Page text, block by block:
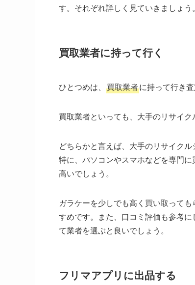
す。それぞれ詳しく見ていきましょう。
買取業者に持って行く
ひとつめは、 買取業者に持って行き
買取業者といっても、大手のリサイ
どちらかと言えば、大手のリサイク
特に、パソコンやスマホなどを専門
高いでしょう。
ガラケーを少しでも高く買い取って
すめです。また、口コミ評価も参考
て業者を選ぶと良いでしょう。
フリマアプリに出品する